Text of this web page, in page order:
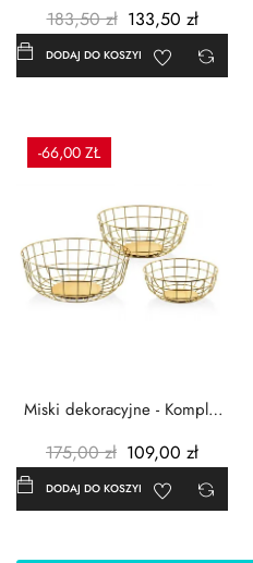
183,50 zł 133,50 zł
DODAJ DO KOSZYKA
-66,00 ZŁ
Miski dekoracyjne - Komplet
175,00 zł 109,00 zł
DODAJ DO KOSZYKA